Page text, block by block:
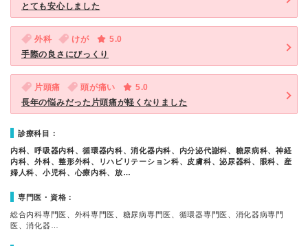
とても安心しました
外科 けが
5.0
手際の良さにびっくり
片頭痛 頭が痛い
5.0
長年の悩みだった片頭痛が軽くなりました
診療科目：
内科、呼吸器内科、循環器内科、消化器内科、内分泌代謝科、糖尿病科、神経
内科、外科、整形外科、リハビリテーション科、皮膚科、泌尿器科、眼科、産
婦人科、小児科、心療内科、放…
専門医・資格：
総合内科専門医、外科専門医、糖尿病専門医、循環器専門医、消化器病専門
医、消化器…